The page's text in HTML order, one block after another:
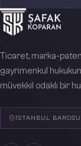
Ticaret, marka-
gayrimenkul
müvekkil odaklı bir
İSTANBUL BAROSU